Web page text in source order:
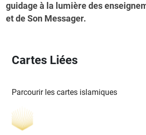
guidage à la lumière des
et de Son Messager.
Cartes Liées
Parcourir les cartes islamiques